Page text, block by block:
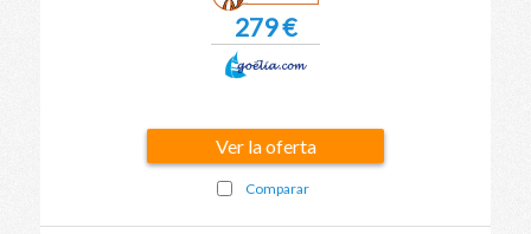
279 €
Ver la oferta
Comparar